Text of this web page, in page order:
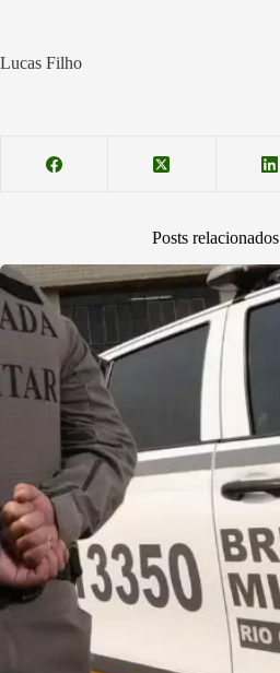
Lucas Filho
Posts relacionados